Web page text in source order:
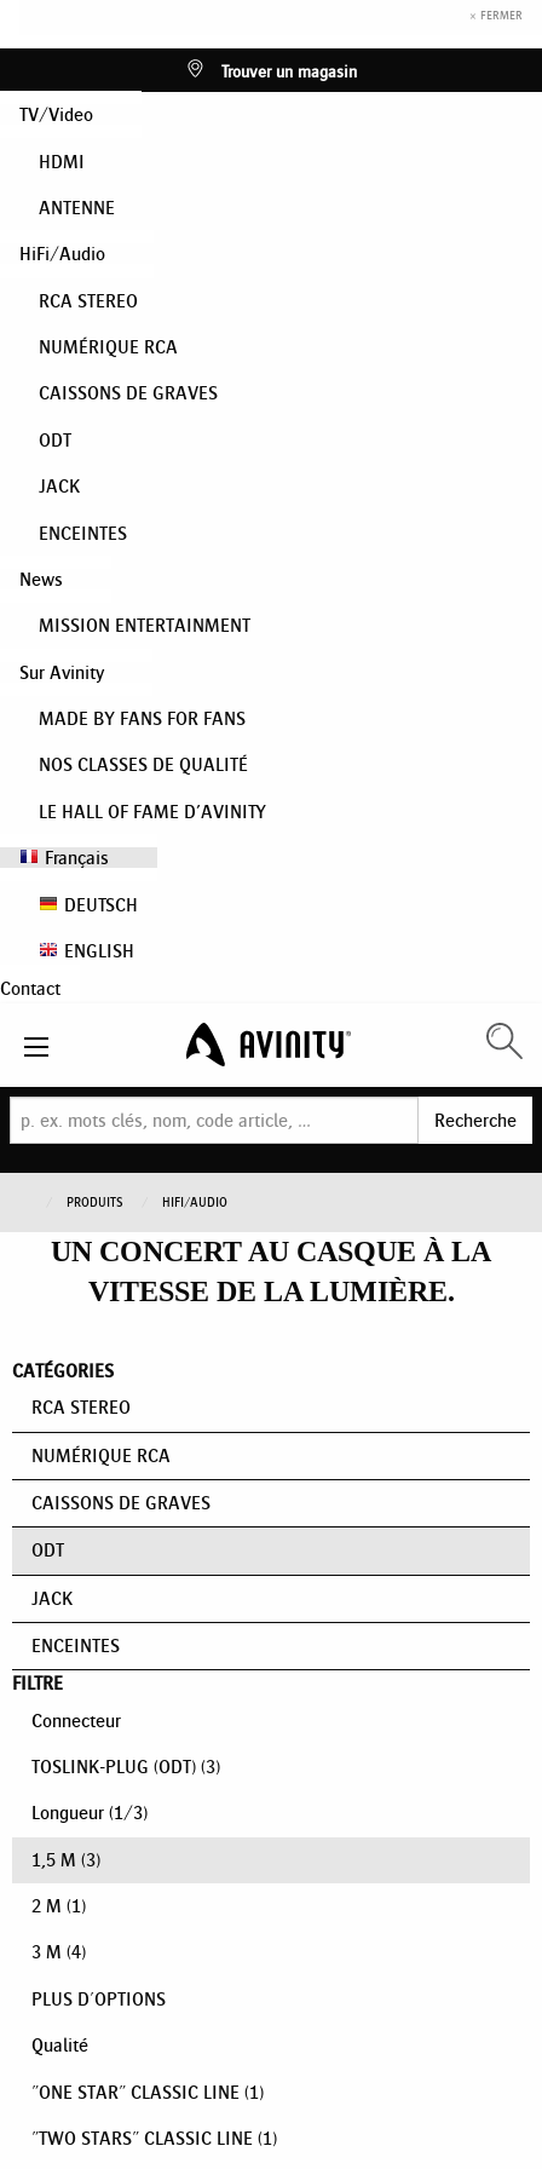
× FERMER
Trouver un magasin
TV/Video
HDMI
ANTENNE
HiFi/Audio
RCA STEREO
NUMÉRIQUE RCA
CAISSONS DE GRAVES
ODT
JACK
ENCEINTES
News
MISSION ENTERTAINMENT
Sur Avinity
MADE BY FANS FOR FANS
NOS CLASSES DE QUALITÉ
LE HALL OF FAME D’AVINITY
Français
DEUTSCH
ENGLISH
Contact
Recherche
PRODUITS HIFI/AUDIO
UN CONCERT AU CASQUE À LA
VITESSE DE LA LUMIÈRE.
CATÉGORIES
RCA STEREO
NUMÉRIQUE RCA
CAISSONS DE GRAVES
ODT
JACK
ENCEINTES
FILTRE
Connecteur
TOSLINK-PLUG (ODT) (3)
Longueur (1/3)
1,5 M (3)
2 M (1)
3 M (4)
PLUS D'OPTIONS
Qualité
"ONE STAR" CLASSIC LINE (1)
"TWO STARS" CLASSIC LINE (1)